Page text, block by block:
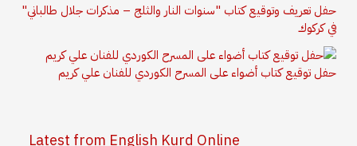
حفل تعريف وتوقيع كتاب "سنوات النار والثلج – مذكرات جلال طالباني"
في كركوك
حفل توقيع كتاب أضواء على المسرح الكوردي للفنان علي كريم
Latest from English Kurd Online